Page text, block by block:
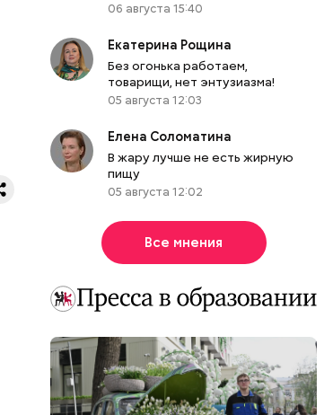
06 августа 15:40
Екатерина Рощина
Без огонька работаем,
товарищи, нет энтузиазма!
05 августа 12:03
Елена Соломатина
В жару лучше не есть жирную
пищу
05 августа 12:02
Все мнения